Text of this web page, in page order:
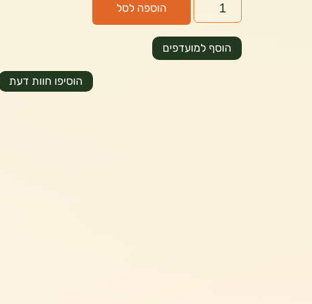
הוספה לסל
הוסיפו חוות דעת
הוסף למועדפים